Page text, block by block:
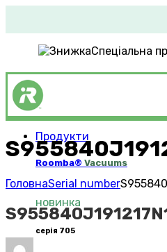
Спеціальна
Продукти
Roomba® Vacuums
новинка
серія 705
ГоловнаSerial number